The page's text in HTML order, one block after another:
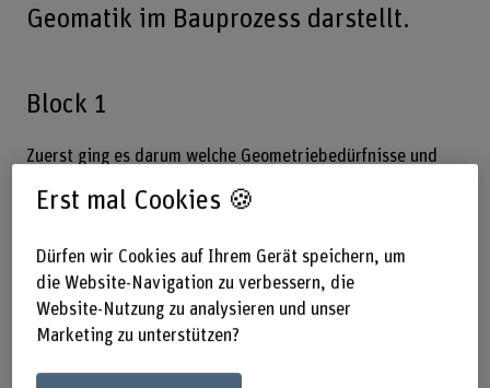
Geomatik im Bauprozess darstellt.
Block 1
Zuerst ging es darum welche Geometriebedürfnisse und
Architektur anfallen. Danach wurde aufgezeigt, wie die
(Modellgeometrie) über installierte Bezugsrahmen
(Fixpunkte) in Beziehung stehen. Die Studierenden
erwarben Kenntnisse über offizielle Bezugssysteme und
Georeferenzierung, sowie Grundlagen räumlicher
Positionierung. Ebenfalls thematisiert wurde, wie
Erst mal Cookies 🍪
Dürfen wir Cookies auf Ihrem Gerät speichern, um
die Website-Navigation zu verbessern, die
Website-Nutzung zu analysieren und unser
Marketing zu unterstützen?